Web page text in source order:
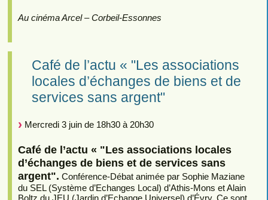
Au cinéma Arcel – Corbeil-Essonnes
Café de l’actu « "Les associations
locales d’échanges de biens et de
services sans argent"
Mercredi 3 juin de 18h30 à 20h30
Café de l’actu « "Les associations locales
d’échanges de biens et de services sans
argent". Conférence-Débat animée par Sophie Maziane
du SEL (Système d’Echanges Local) d’Athis-Mons et Alain
Boltz du JEU (Jardin d’Echange Universel) d’Évry. Ce sont